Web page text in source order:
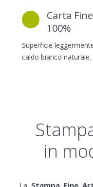
Carta
100%
Superficie
caldo bianco naturale.
in